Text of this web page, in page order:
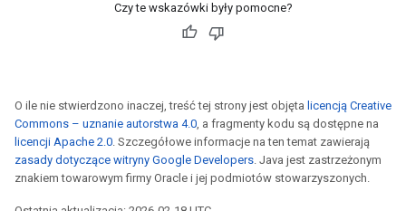
Czy te wskazówki były pomocne?
O ile nie stwierdzono inaczej, treść tej strony jest objęta licencją Creative
Commons – uznanie autorstwa 4.0, a fragmenty kodu są dostępne na
licencji Apache 2.0. Szczegółowe informacje na ten temat zawierają
zasady dotyczące witryny Google Developers. Java jest zastrzeżonym
znakiem towarowym firmy Oracle i jej podmiotów stowarzyszonych.